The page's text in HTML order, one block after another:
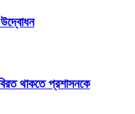
উদ্বোধন
থাকতে প্রশাসনকে